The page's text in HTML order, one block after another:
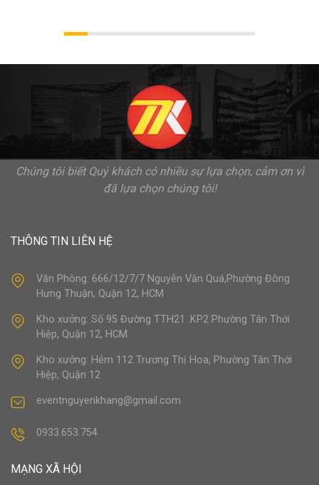
Chúng tôi biết Quý khách có nhiều sự lựa chọn, cảm ơn vì
đã lựa chọn chúng tôi!
THÔNG TIN LIÊN HỆ
Văn Phòng: 666/12/7/7 Nguyễn Văn Quá,Phường Đông
Hưng Thuận, Quận 12, HCM
Kho xưởng: Số 95 Đường TTH21 .KP2 Phường Tân Thới
Hiệp, Quận 12, HCM
Kho xưởng: Hẻm 112 Trương Thị Hoa, Phường Tân Thới
Hiệp, Quận 12
eventnguyenkhang@gmail.com
0933.653.754
MẠNG XÃ HỘI